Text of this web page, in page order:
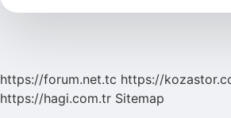
https://forum.net.tc https://
https://hagi.com.tr Sitemap